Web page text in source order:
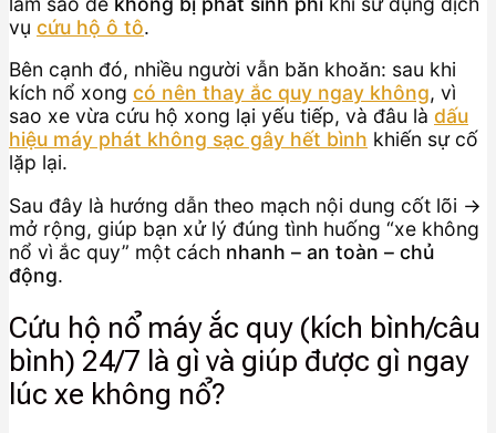
vụ cứu hộ ô tô.
Bên cạnh đó, nhiều người vẫn băn khoăn: sau khi
kích nổ xong có nên thay ắc quy ngay không, vì
sao xe vừa cứu hộ xong lại yếu tiếp, và đâu là dấu
hiệu máy phát không sạc gây hết bình khiến sự cố
lặp lại.
Sau đây là hướng dẫn theo mạch nội dung cốt lõi →
mở rộng, giúp bạn xử lý đúng tình huống “xe không
nổ vì ắc quy” một cách nhanh – an toàn – chủ
động.
Cứu hộ nổ máy ắc quy (kích bình/câu
bình) 24/7 là gì và giúp được gì ngay
lúc xe không nổ?